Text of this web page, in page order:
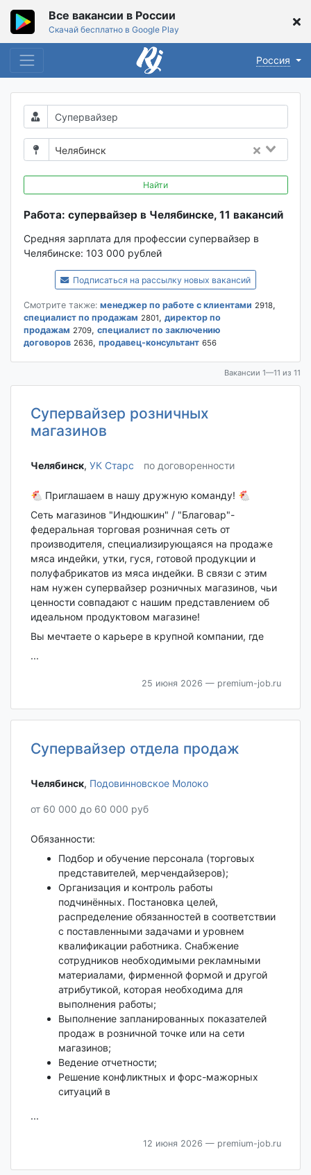
Все вакансии в России
Скачай бесплатно в Google Play
Россия
Челябинск
Найти
Работа: супервайзер в Челябинске, 11 вакансий
Средняя зарплата для профессии супервайзер в
Челябинске: 103 000 рублей
Подписаться на рассылку новых вакансий
Смотрите также: менеджер по работе с клиентами 2918,
специалист по продажам 2801, директор по
продажам 2709, специалист по заключению
договоров 2636, продавец-консультант 656
Вакансии 1—11 из 11
Супервайзер розничных
магазинов
Челябинск‎, УК Старс по договоренности
🐔 Приглашаем в нашу дружную команду! 🐔
Сеть магазинов "Индюшкин" / "Благовар"-
федеральная торговая розничная сеть от
производителя, специализирующаяся на продаже
мяса индейки, утки, гуся, готовой продукции и
полуфабрикатов из мяса индейки. В связи с этим
нам нужен супервайзер розничных магазинов, чьи
ценности совпадают с нашим представлением об
идеальном продуктовом магазине!
Вы мечтаете о карьере в крупной компании, где
...
25 июня 2026 — premium-job.ru
Супервайзер отдела продаж
Челябинск‎, Подовинновское Молоко
от 60 000 до 60 000 руб
Обязанности:
Подбор и обучение персонала (торговых
представителей, мерчендайзеров);
Организация и контроль работы
подчинённых. Постановка целей,
распределение обязанностей в соответствии
с поставленными задачами и уровнем
квалификации работника. Снабжение
сотрудников необходимыми рекламными
материалами, фирменной формой и другой
атрибутикой, которая необходима для
выполнения работы;
Выполнение запланированных показателей
продаж в розничной точке или на сети
магазинов;
Ведение отчетности;
Решение конфликтных и форс-мажорных
ситуаций в
...
12 июня 2026 — premium-job.ru